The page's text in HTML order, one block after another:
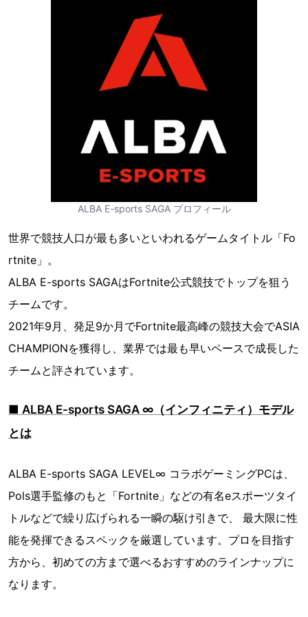
ALBA E-sports SAGA プロフィール
世界で競技人口が最も多いといわれるゲームタイトル「Fo
rtnite」。
ALBA E-sports SAGAはFortnite公式競技でトップを狙う
チームです。
2021年9月、発足9か月でFortnite最高峰の競技大会でASIA
CHAMPIONを獲得し、業界では最も早いペースで成長した
チームと評されています。
■ ALBA E-sports SAGA ∞（インフィニティ）モデル
とは
ALBA E-sports SAGA LEVEL∞ コラボゲーミングPCは、
Pols選手監修のもと「Fortnite」などの有名eスポーツタイ
トルなどで繰り広げられる一瞬の駆け引きで、 最大限に性
能を発揮できるスペックを厳選しています。プロを目指す
方から、初めての方まで選べるおすすめのラインナップに
なります。